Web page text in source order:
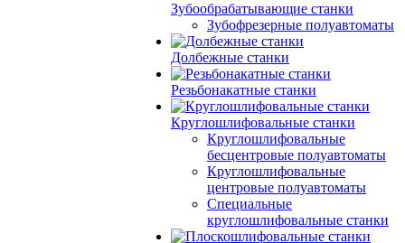
Зубообрабатывающие станки
Зубофрезерные полуавтоматы
Долбежные станки
Резьбонакатные станки
Круглошлифовальные станки
Круглошлифовальные
бесцентровые полуавтоматы
Круглошлифовальные
центровые полуавтоматы
Специальные
круглошлифовальные станки